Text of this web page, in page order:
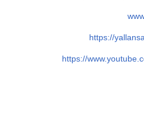
https://
https://